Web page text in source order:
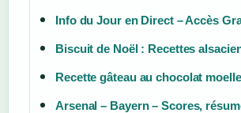
Info du Jour en Direct – Accès
Biscuit de Noël : Recettes
Recette gâteau au chocolat
Arsenal – Bayern – Scores,